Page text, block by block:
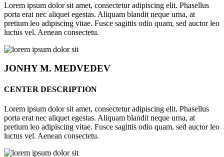
Lorem ipsum dolor sit amet, consectetur adipiscing elit. Phasellus
porta erat nec aliquet egestas. Aliquam blandit neque urna, at
pretium leo adipiscing vitae. Fusce sagittis odio quam, sed auctor leo
luctus vel. Aenean consectetu.
JONHYM. MEDVEDEV
CENTER DESCRIPTION
Lorem ipsum dolor sit amet, consectetur adipiscing elit. Phasellus
porta erat nec aliquet egestas. Aliquam blandit neque urna, at
pretium leo adipiscing vitae. Fusce sagittis odio quam, sed auctor leo
luctus vel. Aenean consectetu.